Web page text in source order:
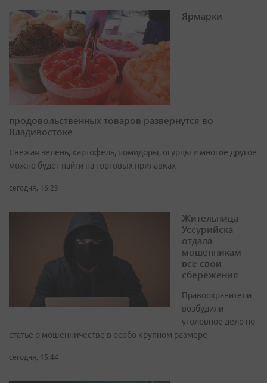
Ярмарки
продовольственных товаров развернутся во
Владивостоке
Свежая зелень, картофель, помидоры, огурцы и многое другое
можно будет найти на торговых прилавках
сегодня, 16:23
Жительница
Уссурийска
отдала
мошенникам
все свои
сбережения
Правоохранители
возбудили
уголовное дело по
статье о мошенничестве в особо крупном размере
сегодня, 15:44